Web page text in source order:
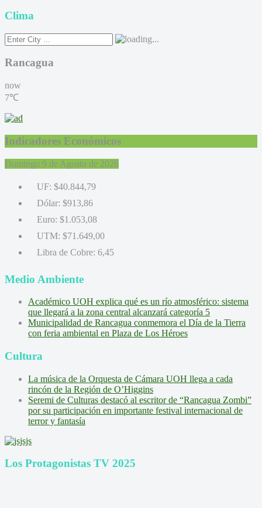
Clima
Rancagua
now
7℃
Indicadores Económicos
Domingo 9 de Agosto de 2026
UF: $40.844,79
Dólar: $913,86
Euro: $1.053,08
UTM: $71.649,00
Libra de Cobre: 6,45
Medio Ambiente
Académico UOH explica qué es un río atmosférico: sistema
que llegará a la zona central alcanzará categoría 5
Municipalidad de Rancagua conmemora el Día de la Tierra
con feria ambiental en Plaza de Los Héroes
Cultura
La música de la Orquesta de Cámara UOH llega a cada
rincón de la Región de O’Higgins
Seremi de Culturas destacó al escritor de “Rancagua Zombi”
por su participación en importante festival internacional de
terror y fantasía
Los Protagonistas TV 2025